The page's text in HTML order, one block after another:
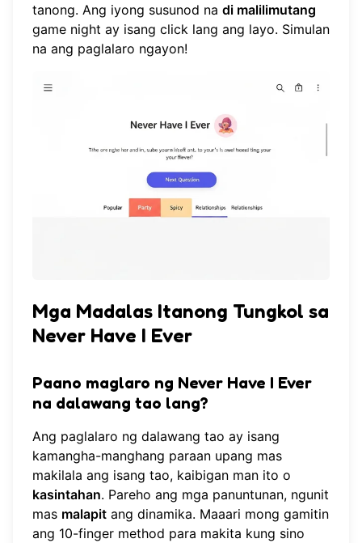
tanong. Ang iyong susunod na di malilimutang
game night ay isang click lang ang layo. Simulan
na ang paglalaro ngayon!
Mga Madalas Itanong Tungkol sa
Never Have I Ever
Paano maglaro ng Never Have I Ever
na dalawang tao lang?
Ang paglalaro ng dalawang tao ay isang
kamangha-manghang paraan upang mas
makilala ang isang tao, kaibigan man ito o
kasintahan. Pareho ang mga panuntunan, ngunit
mas malapit ang dinamika. Maaari mong gamitin
ang 10-finger method para makita kung sino